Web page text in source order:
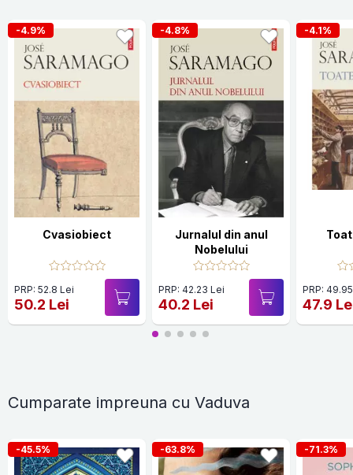
-4.9%
Cvasiobiect
PRP: 52.8 Lei
50.2 Lei
-4.8%
Jurnalul din anul
Nobelului
PRP: 42.23 Lei
40.2 Lei
-4.1%
PRP:
47.9
Cumparate impreuna cu Vaduva
-45.5% -63.8% -71.3%